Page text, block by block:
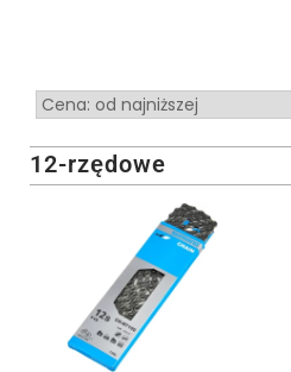
Sort Products
12-rzędowe